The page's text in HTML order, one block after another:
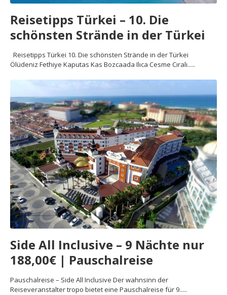
Reisetipps Türkei – 10. Die
schönsten Strände in der Türkei
Reisetipps Türkei 10. Die schönsten Strände in der Türkei
Ölüdeniz Fethiye Kaputas Kas Bozcaada Ilıca Cesme Cıralı.....
Side All Inclusive – 9 Nächte nur
188,00€ | Pauschalreise
Pauschalreise – Side All Inclusive Der wahnsinn der
Reiseveranstalter tropo bietet eine Pauschalreise für 9.....